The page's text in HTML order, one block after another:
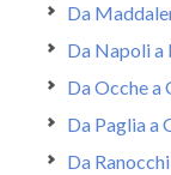
Da
Da Napoli a
Da Ocche a
Da Paglia a
Da